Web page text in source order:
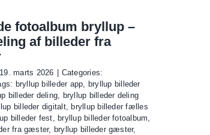
fotoalbum bryllup –
af billeder fra
19. marts 2026
Categories:
bryllup billeder app, bryllup billeder
billeder deling, bryllup billeder deling
billeder digitalt, bryllup billeder fælles
billeder fest, bryllup billeder fotoalbum,
fra gæster, bryllup billeder gæster,